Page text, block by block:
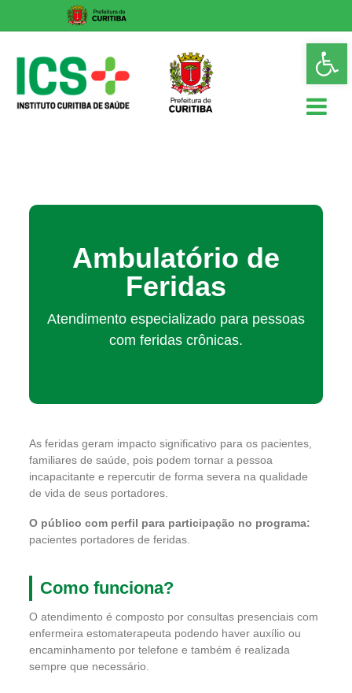
content
Ambulatório de
Feridas
Atendimento especializado para pessoas
com feridas crônicas.
As feridas geram impacto significativo para os pacientes,
familiares de saúde, pois podem tornar a pessoa
incapacitante e repercutir de forma severa na qualidade
de vida de seus portadores.
O público com perfil para participação no programa:
pacientes portadores de feridas.
Como funciona?
O atendimento é composto por consultas presenciais com
enfermeira estomaterapeuta podendo haver auxílio ou
encaminhamento por telefone e também é realizada
sempre que necessário.